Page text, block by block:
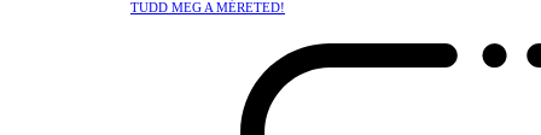
TUDD MEG A MÉRETED!